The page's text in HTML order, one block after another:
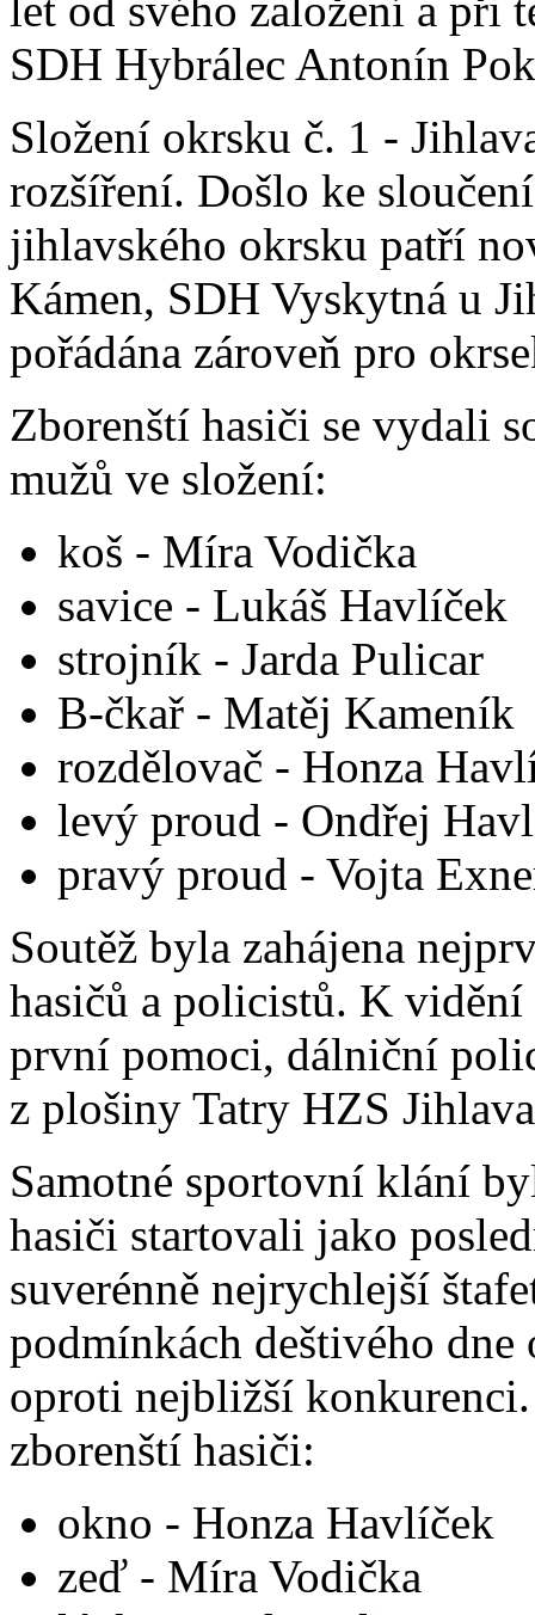
SDH Hybrálec Antonín
Složení okrsku č. 1 -
rozšíření. Došlo ke
jihlavského okrsku patří
Kámen, SDH Vyskytná u
pořádána zároveň pro
Zborenští hasiči se vydali
mužů ve složení:
koš - Míra Vodička
savice - Lukáš Havlíček
strojník - Jarda Pulicar
B-čkař - Matěj Kameník
rozdělovač - Honza
levý proud - Ondřej
pravý proud - Vojta
Soutěž byla zahájena
hasičů a policistů. K
první pomoci, dálniční
z plošiny Tatry HZS
Samotné sportovní klání
hasiči startovali jako
suverénně nejrychlejší
podmínkách deštivého
oproti nejbližší
zborenští hasiči:
okno - Honza Havlíček
zeď - Míra Vodička